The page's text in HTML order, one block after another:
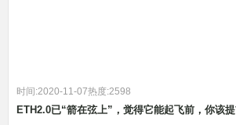
时间:2020-11-07热度:2598
ETH2.0已“箭在弦上”，觉得它能起飞前，你该